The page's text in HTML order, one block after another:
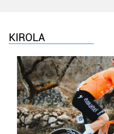
KIROLA